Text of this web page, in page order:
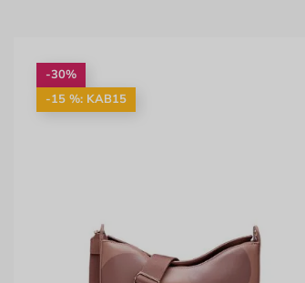
-30%
-15 %: KAB15